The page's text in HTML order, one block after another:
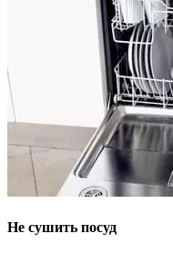
Не сушить посуд